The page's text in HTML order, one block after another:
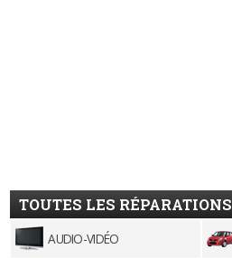
TOUTES LES RÉPARATIONS
AUDIO-VIDÉO